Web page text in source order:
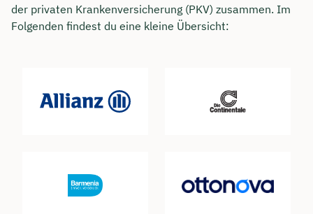
der privaten Krankenversicherung (PKV) zusammen. Im
Folgenden findest du eine kleine Übersicht: